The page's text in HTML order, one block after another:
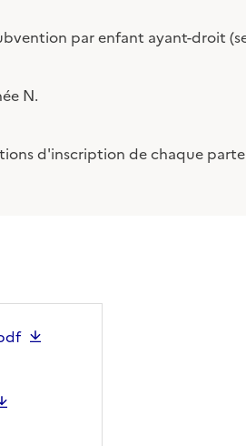
par enfant ayant-droit
N.
d'inscription de chaque